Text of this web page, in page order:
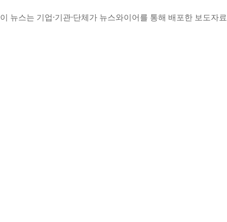
이 뉴스는 기업·기관·단체가 뉴스와이어를 통해 배포한 보도자